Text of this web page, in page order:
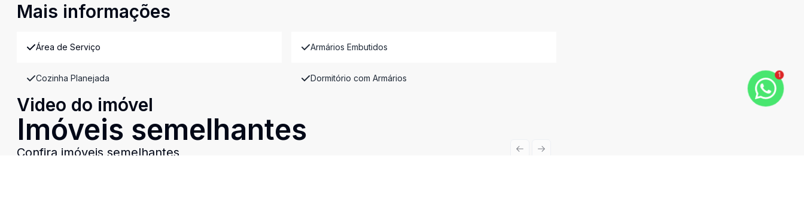
Mais informações
Área de Serviço Armários Embutidos
Cozinha Planejada Dormitório com Armários
Video do imóvel
Imóveis semelhantes
Confira imóveis semelhantes Previous slide
Next slide
1